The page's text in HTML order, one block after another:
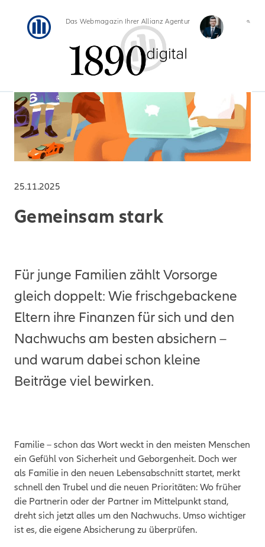
Das Webmagazin Ihrer Allianz Agentur
25.11.2025
Gemeinsam stark
Für junge Familien zählt Vorsorge
gleich doppelt: Wie frischgebackene
Eltern ihre Finanzen für sich und den
Nachwuchs am besten absichern –
und warum dabei schon kleine
Beiträge viel bewirken.
Familie – schon das Wort weckt in den meisten Menschen
ein Gefühl von Sicherheit und Geborgenheit. Doch wer
als Familie in den neuen Lebensabschnitt startet, merkt
schnell den Trubel und die neuen Prioritäten: Wo früher
die Partnerin oder der Partner im Mittelpunkt stand,
dreht sich jetzt alles um den Nachwuchs. Umso wichtiger
ist es, die eigene Absicherung zu überprüfen.